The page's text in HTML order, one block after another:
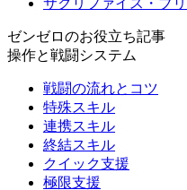
サクリファイス・ブ
ゼンゼロのお役立ち記事
操作と戦闘システム
戦闘の流れとコツ
特殊スキル
連携スキル
終結スキル
クイック支援
極限支援